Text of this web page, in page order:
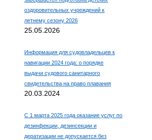
оздоровительных учреждений к
летнему сезону 2026
25.05.2026
Информация для судовладельцев к
навигации 2024 года: о порядке
выдачи судового санитарного
свидетельства на право плавания
20.03.2024
С 1 марта 2025 года оказание услуг по
дезинфекции, дезинсекции и
дератизации не допускается без